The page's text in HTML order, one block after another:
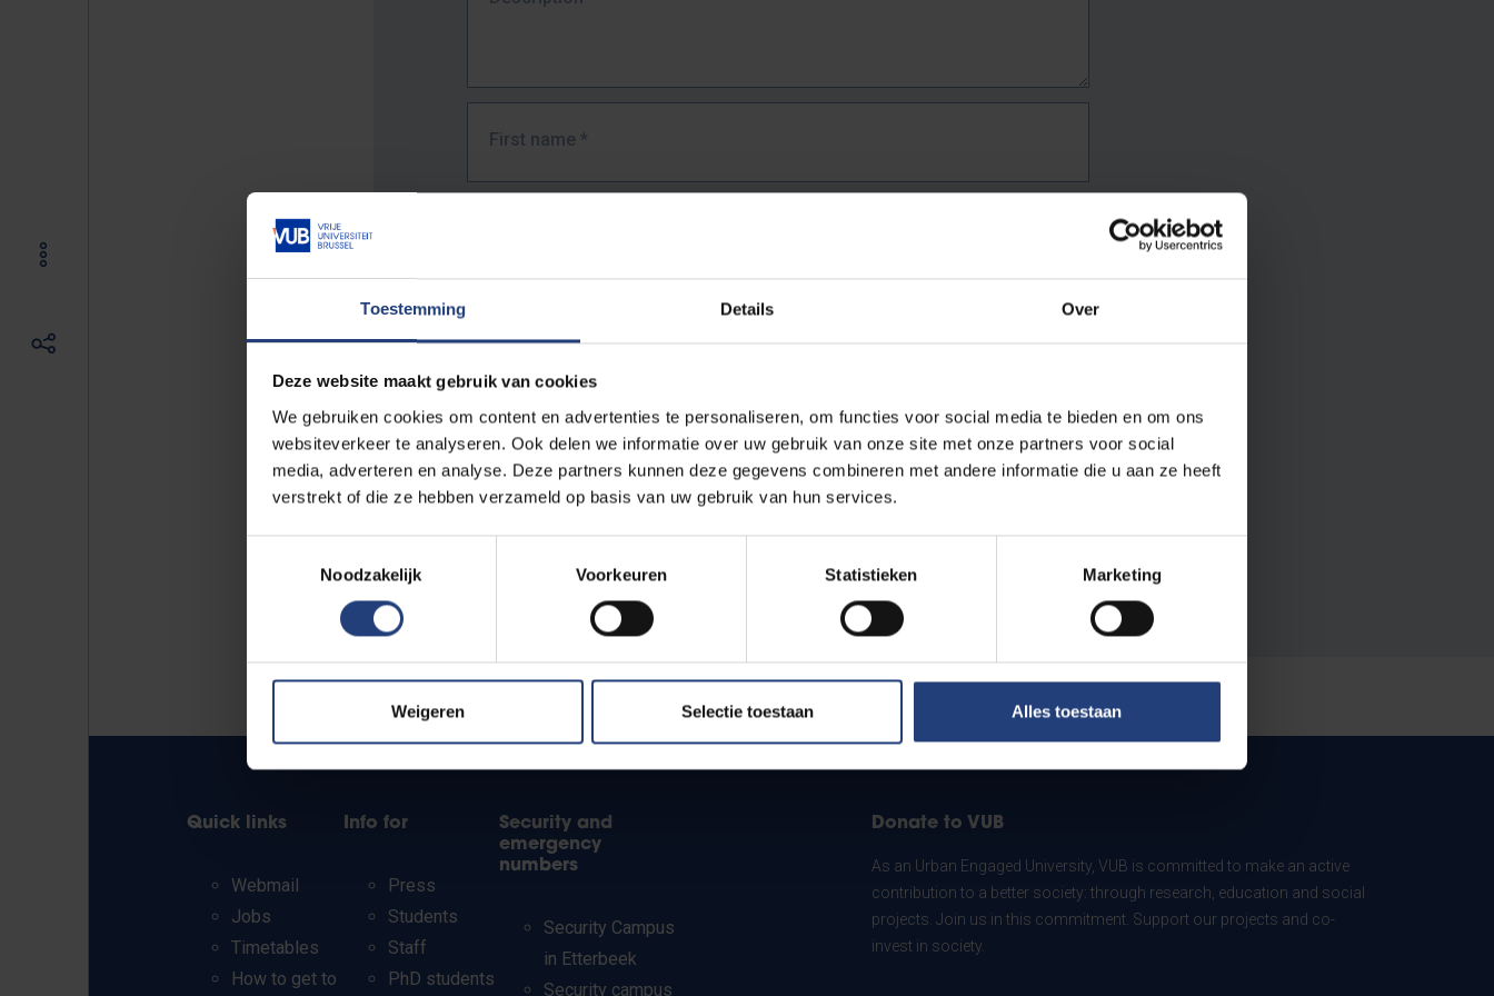
Toestemming Details Over
Deze website maakt gebruik van cookies
We gebruiken cookies om content en advertenties te personaliseren, om functies voor social media te bieden en om ons
websiteverkeer te analyseren. Ook delen we informatie over uw gebruik van onze site met onze partners voor social
media, adverteren en analyse. Deze partners kunnen deze gegevens combineren met andere informatie die u aan ze heeft
verstrekt of die ze hebben verzameld op basis van uw gebruik van hun services.
Noodzakelijk
Voorkeuren Statistieken Marketing
Weigeren Selectie toestaan Alles toestaan
First name *
The full URL of the page where you encountered the error.
E.g. https://www.vub.be/nl/studeren-aan-de-vub/alle-opleidingen
Quick links
Webmail
Jobs
Timetables
How to get to
Info for
Press
Students
Staff
PhD students
Security and
emergency
numbers
Security Campus
in Etterbeek
Security campus
Donate to VUB
As an Urban Engaged University, VUB is committed to make an active
contribution to a better society: through research, education and social
projects. Join us in this commitment. Support our projects and co-
invest in society.